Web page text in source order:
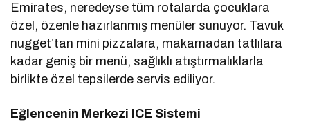
Emirates, neredeyse tüm rotalarda çocuklara
özel, özenle hazırlanmış menüler sunuyor. Tavuk
nugget’tan mini pizzalara, makarnadan tatlılara
kadar geniş bir menü, sağlıklı atıştırmalıklarla
birlikte özel tepsilerde servis ediliyor.
Eğlencenin Merkezi ICE Sistemi